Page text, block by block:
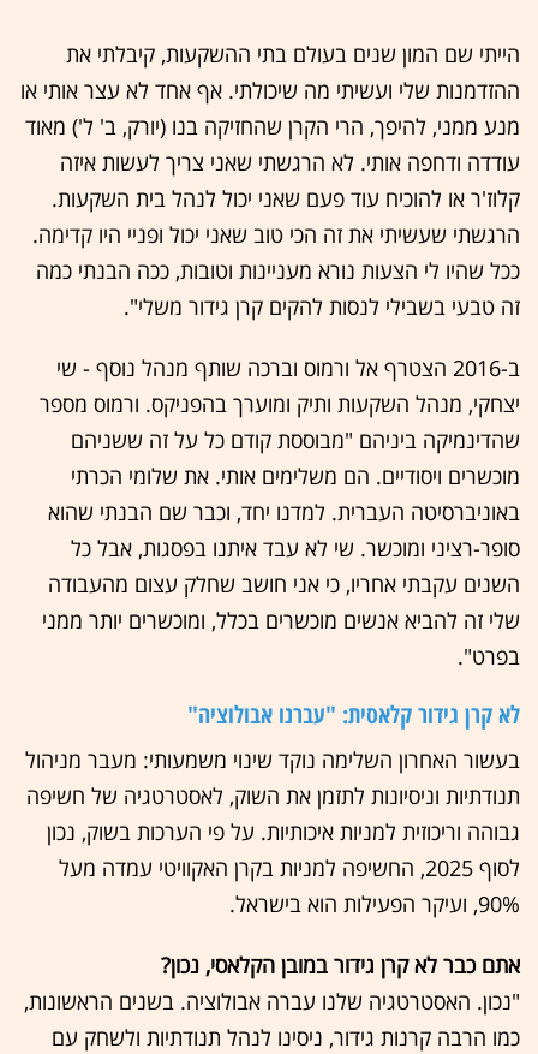
הייתי שם המון שנים בעולם בתי ההשקעות, קיבלתי את
ההזדמנות שלי ועשיתי מה שיכולתי. אף אחד לא עצר אותי או
מנע ממני, להיפך, הרי הקרן שהחזיקה בנו (יורק, ב' ל') מאוד
עודדה ודחפה אותי. לא הרגשתי שאני צריך לעשות איזה
קלוז'ר או להוכיח עוד פעם שאני יכול לנהל בית השקעות.
הרגשתי שעשיתי את זה הכי טוב שאני יכול ופניי היו קדימה.
ככל שהיו לי הצעות נורא מעניינות וטובות, ככה הבנתי כמה
זה טבעי בשבילי לנסות להקים קרן גידור משלי".
ב-2016 הצטרף אל ורמוס וברכה שותף מנהל נוסף - שי
יצחקי, מנהל השקעות ותיק ומוערך בהפניקס. ורמוס מספר
שהדינמיקה ביניהם "מבוססת קודם כל על זה ששניהם
מוכשרים ויסודיים. הם משלימים אותי. את שלומי הכרתי
באוניברסיטה העברית. למדנו יחד, וכבר שם הבנתי שהוא
סופר-רציני ומוכשר. שי לא עבד איתנו בפסגות, אבל כל
השנים עקבתי אחריו, כי אני חושב שחלק עצום מהעבודה
שלי זה להביא אנשים מוכשרים בכלל, ומוכשרים יותר ממני
בפרט".
לא קרן גידור קלאסית: "עברנו אבולוציה"
בעשור האחרון השלימה נוקד שינוי משמעותי: מעבר מניהול
תנודתיות וניסיונות לתזמן את השוק, לאסטרטגיה של חשיפה
גבוהה וריכוזית למניות איכותיות. על פי הערכות בשוק, נכון
לסוף 2025, החשיפה למניות בקרן האקוויטי עמדה מעל
90%, ועיקר הפעילות הוא בישראל.
אתם כבר לא קרן גידור במובן הקלאסי, נכון?
"נכון. האסטרטגיה שלנו עברה אבולוציה. בשנים הראשונות,
כמו הרבה קרנות גידור, ניסינו לנהל תנודתיות ולשחק עם